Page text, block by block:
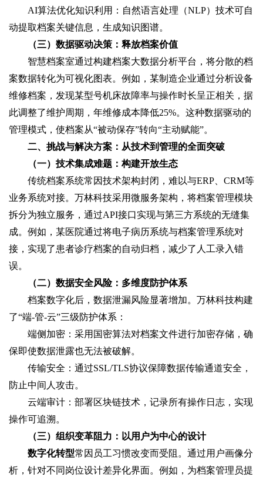
AI算法优化知识利用：自然语言处理（NLP）技术可自
动提取档案关键信息，生成知识图谱。
（三）数据驱动决策：释放档案价值
智慧档案室通过构建档案大数据分析平台，将分散的档
案数据转化为可视化图表。例如，某制造企业通过分析设备
维修档案，发现某型号机床故障率与操作时长呈正相关，据
此调整了维护周期，年维修成本降低25%。这种数据驱动的
管理模式，使档案从“被动保存”转向“主动赋能”。
二、挑战与解决方案：从技术到管理的全面突破
（一）技术集成难题：构建开放生态
传统档案系统常因技术架构封闭，难以与ERP、CRM等
业务系统对接。万林科技采用微服务架构，将档案管理模块
拆分为独立服务，通过API接口实现与第三方系统的无缝集
成。例如，某医院通过将电子病历系统与档案管理系统对
接，实现了患者诊疗档案的自动归档，减少了人工录入错
误。
（二）数据安全风险：多维度防护体系
档案数字化后，数据泄漏风险显著增加。万林科技构建
了“端-管-云”三级防护体系：
端侧加密：采用国密算法对档案文件进行加密存储，确
保即使数据泄露也无法被破解。
传输安全：通过SSL/TLS协议保障数据传输通道安全，
防止中间人攻击。
云端审计：部署区块链技术，记录所有操作日志，实现
操作可追溯。
（三）组织变革阻力：以用户为中心的设计
数字化转型常因员工习惯改变而受阻。通过用户画像分
析，针对不同岗位设计差异化界面。例如，为档案管理员提